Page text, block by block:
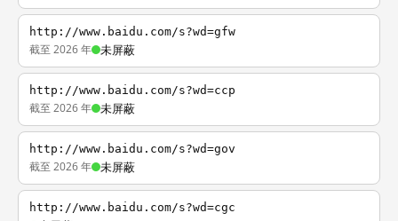
http://www.baidu.com/s?wd=gfw
截至 2026 年 未屏蔽
http://www.baidu.com/s?wd=ccp
截至 2026 年 未屏蔽
http://www.baidu.com/s?wd=gov
截至 2026 年 未屏蔽
http://www.baidu.com/s?wd=cgc